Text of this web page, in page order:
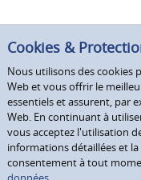
Cookies &
Nous utilisons des cookies
Web et vous offrir le
essentiels et assurent, par
Web. En continuant à
vous acceptez l'utilisation
informations détaillées et
consentement à tout